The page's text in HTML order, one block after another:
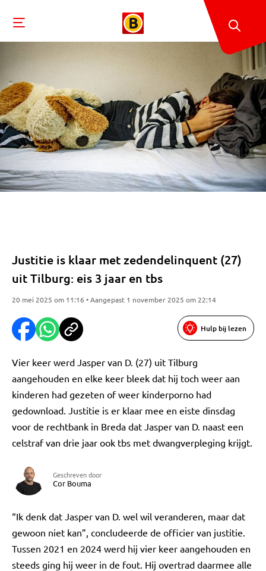
Justitie is klaar met zedendelinquent (27)
uit Tilburg: eis 3 jaar en tbs
20 mei 2025 om 11:16 • Aangepast 1 november 2025 om 22:14
Hulp bij lezen
Vier keer werd Jasper van D. (27) uit Tilburg
aangehouden en elke keer bleek dat hij toch weer aan
kinderen had gezeten of weer kinderporno had
gedownload. Justitie is er klaar mee en eiste dinsdag
voor de rechtbank in Breda dat Jasper van D. naast een
celstraf van drie jaar ook tbs met dwangverpleging krijgt.
Geschreven door
Cor Bouma
“Ik denk dat Jasper van D. wel wil veranderen, maar dat
gewoon niet kan”, concludeerde de officier van justitie.
Tussen 2021 en 2024 werd hij vier keer aangehouden en
steeds ging hij weer in de fout. Hij overtrad daarmee alle